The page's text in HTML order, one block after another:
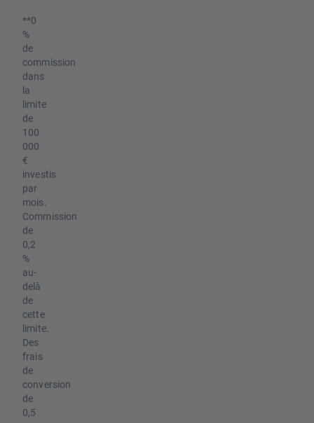
**0
%
de
commission
dans
la
limite
de
100
000
€
investis
par
mois.
Commission
de
0,2
%
au-
delà
de
cette
limite.
Des
frais
de
conversion
de
0,5